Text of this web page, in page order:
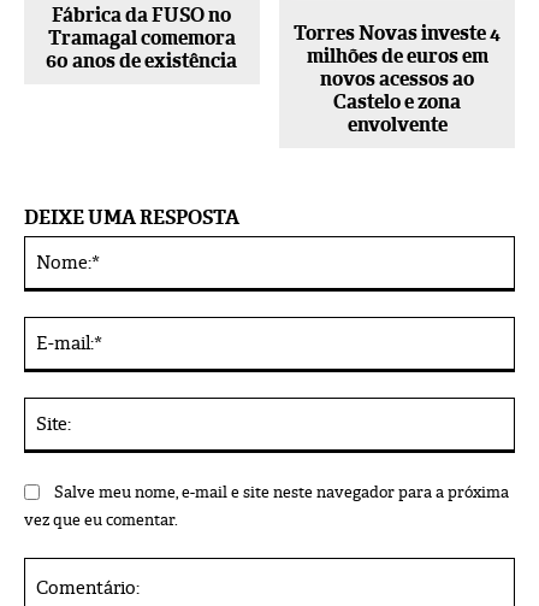
Fábrica da FUSO no
Tramagal comemora
60 anos de existência
Torres Novas investe 4
milhões de euros em
novos acessos ao
Castelo e zona
envolvente
DEIXE UMA RESPOSTA
Salve meu nome, e-mail e site neste navegador para a próxima
vez que eu comentar.